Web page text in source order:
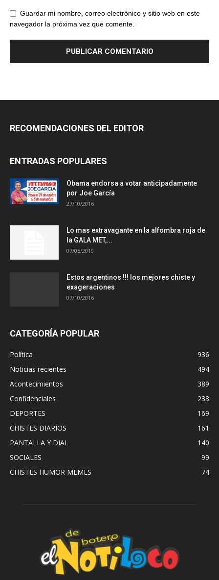
Guardar mi nombre, correo electrónico y sitio web en este
navegador la próxima vez que comente.
RECOMENDACIONES DEL EDITOR
ENTRADAS POPULARES
Obama endorsa a votar anticipadamente
por Joe García
27/10/2016
Lo mas extravagante en la alfombra roja de
la GALA MET,...
07/05/2019
Estos argentinos !!! los mejores chiste y
exageraciones
07/10/2016
CATEGORÍA POPULAR
Política
936
Noticias recientes
494
Acontecimientos
389
Confidenciales
233
DEPORTES
169
CHISTES DIARIOS
161
PANTALLA Y DIAL
140
SOCIALES
99
CHISTES HUMOR MEMES
74